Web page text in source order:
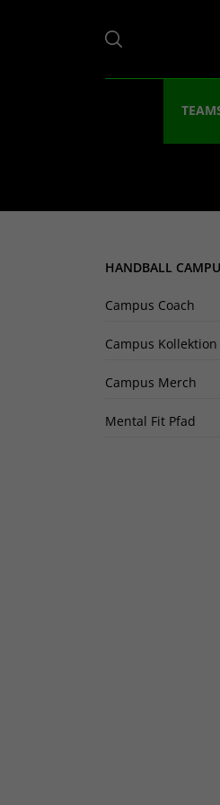
HANDBALL
Campus Coach
Campus Kollektion
Campus Merch
Mental Fit Pfad